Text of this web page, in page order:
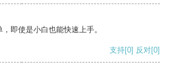
即使是小白也能快速上手。
支持[0] 反对[0]